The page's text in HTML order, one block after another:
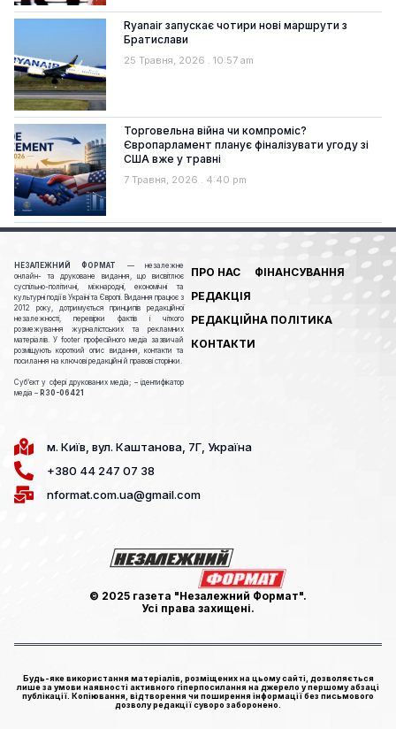
Ryanair запускає чотири нові маршрути з
Братислави
25 Травня, 2026 10:57 am
Торговельна війна чи компроміс?
Європарламент планує фіналізувати угоду зі
США вже у травні
7 Травня, 2026 4:40 pm
НЕЗАЛЕЖНИЙ ФОРМАТ
— незалежне
онлайн- та друковане видання, що висвітлює
суспільно-політичні, міжнародні, економічні та
культурні події в Україні та Європі. Видання працює з
2012 року, дотримується принципів редакційної
незалежності, перевірки фактів і чіткого
розмежування журналістських та рекламних
матеріалів. У footer професійного медіа зазвичай
розміщують короткий опис видання, контакти та
посилання на ключові редакційні й правові сторінки.
Cуб’єкт у сфері друкованих медіа; – ідентифікатор
медіа – R30-06421
ПРО НАС
ФІНАНСУВАННЯ
РЕДАКЦІЯ
РЕДАКЦІЙНА ПОЛІТИКА
КОНТАКТИ
м. Київ, вул. Каштанова, 7Г, Україна
+380 44 247 07 38
nformat.com.ua@gmail.com
© 2025 газета "Незалежний Формат".
Усі права захищені.
Будь-яке використання матеріалів, розміщених на цьому сайті, дозволяється
лише за умови наявності активного гіперпосилання на джерело у першому абзаці
публікації. Копіювання, відтворення чи поширення інформації без письмового
дозволу редакції суворо заборонено.